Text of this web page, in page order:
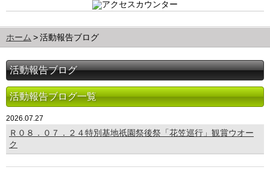
ホーム 活動報告ブログ
活動報告ブログ
活動報告ブログ一覧
2026.07.27
Ｒ０８．０７．２４特別基地祇園祭後祭「花笠巡行」観賞ウオー
ク